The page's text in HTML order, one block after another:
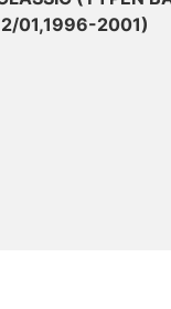
01,1996-2001)